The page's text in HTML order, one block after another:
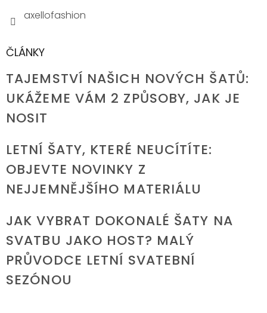
axellofashion
ČLÁNKY
TAJEMSTVÍ NAŠICH NOVÝCH ŠATŮ:
UKÁŽEME VÁM 2 ZPŮSOBY, JAK JE
NOSIT
LETNÍ ŠATY, KTERÉ NEUCÍTÍTE:
OBJEVTE NOVINKY Z
NEJJEMNĚJŠÍHO MATERIÁLU
JAK VYBRAT DOKONALÉ ŠATY NA
SVATBU JAKO HOST? MALÝ
PRŮVODCE LETNÍ SVATEBNÍ
SEZÓNOU